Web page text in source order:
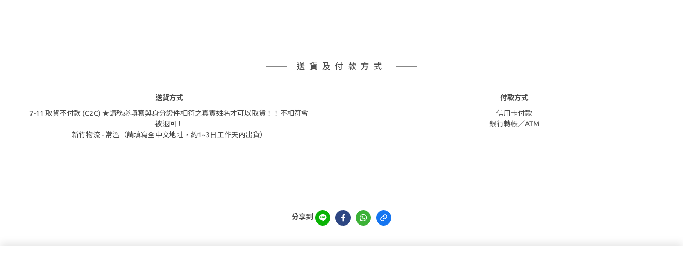
送貨及付款方式
送貨方式
7-11 取貨不付款 (C2C) ★請務必填寫與身分證件相符之真實姓名才可以取貨！！不相符會
被退回！
新竹物流 - 常溫（請填寫全中文地址，約1~3日工作天內出貨）
付款方式
信用卡付款
銀行轉帳／ATM
分享到